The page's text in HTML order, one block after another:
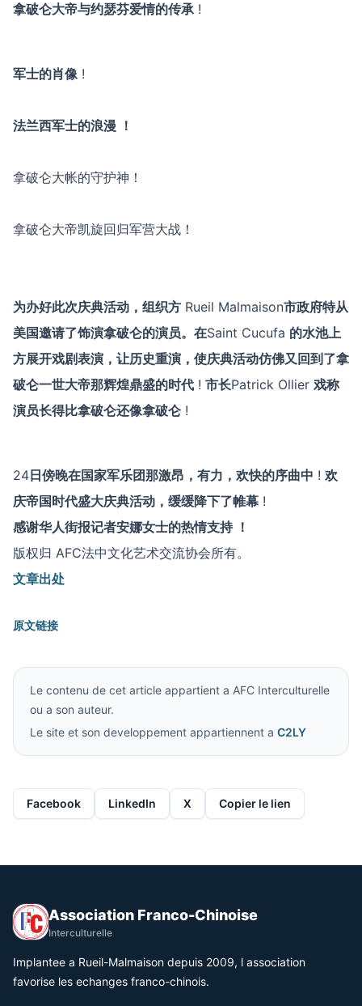
拿破仑大帝与约瑟芬爱情的传承!
军士的肖像!
法兰西军士的浪漫 ！
拿破仑大帐的守护神！
拿破仑大帝凯旋回归军营大战！
为办好此次庆典活动，组织方 Rueil Malmaison市政府特从
美国邀请了饰演拿破仑的演员。在Saint Cucufa 的水池上
方展开戏剧表演，让历史重演，使庆典活动仿佛又回到了拿
破仑一世大帝那辉煌鼎盛的时代 ! 市长Patrick Ollier 戏称
演员长得比拿破仑还像拿破仑 !
24日傍晚在国家军乐团那激昂，有力，欢快的序曲中 ! 欢
庆帝国时代盛大庆典活动，缓缓降下了帷幕 !
感谢华人街报记者安娜女士的热情支持 ！
版权归 AFC法中文化艺术交流协会所有。
文章出处
原文链接
Le contenu de cet article appartient a AFC Interculturelle
ou a son auteur.
Le site et son developpement appartiennent a C2LY
Facebook LinkedIn X Copier le lien
Association Franco-Chinoise
Interculturelle
Implantee a Rueil-Malmaison depuis 2009, l association
favorise les echanges franco-chinois.